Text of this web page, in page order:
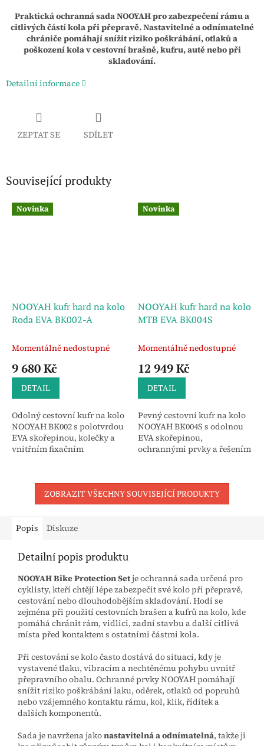
Praktická ochranná sada NOOYAH pro zabezpečení rámu a
citlivých částí kola při přepravě. Nastavitelné a odnímatelné
chrániče pomáhají snížit riziko poškrábání, otlaků a
poškození kola v cestovní brašně, kufru, autě nebo při
skladování.
Detailní informace
ZEPTAT SE SDÍLET
Související produkty
Novinka
NOOYAH kufr hard na kolo
Roda EVA BK002-A
Momentálně nedostupné
9 680 Kč
DETAIL
Odolný cestovní kufr na kolo
NOOYAH BK002 s polotvrdou
EVA skořepinou, kolečky a
vnitřním fixačním
časovkářského nebo...
Novinka
NOOYAH kufr hard na kolo
MTB EVA BK004S
Momentálně nedostupné
12 949 Kč
DETAIL
Pevný cestovní kufr na kolo
NOOYAH BK004S s odolnou
EVA skořepinou,
ochrannými prvky a řešením
Praktická volba pro
cestování se...
ZOBRAZIT VŠECHNY SOUVISEJÍCÍ PRODUKTY
Popis Diskuze
Detailní popis produktu
NOOYAH Bike Protection Setje ochranná sada určená pro
cyklisty, kteří chtějí lépe zabezpečit své kolo při přepravě,
cestování nebo dlouhodobějším skladování. Hodí se
zejména při použití cestovních brašen a kufrů na kolo, kde
pomáhá chránit rám, vidlici, zadní stavbu a další citlivá
místa před kontaktem s ostatními částmi kola.
Při cestování se kolo často dostává do situací, kdy je
vystavené tlaku, vibracím a nechtěnému pohybu uvnitř
přepravního obalu. Ochranné prvky NOOYAH pomáhají
snížit riziko poškrábání laku, oděrek, otlaků od popruhů
nebo vzájemného kontaktu rámu, kol, klik, řídítek a
dalších komponentů.
Sada je navržena jakonastavitelná a odnímatelná, takže ji